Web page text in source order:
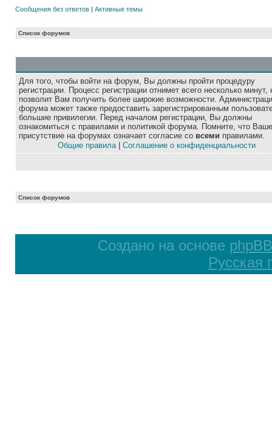
Сообщения без ответов | Активные темы
Список форумов
Для того, чтобы войти на форум, Вы должны пройти процедуру
регистрации. Процесс регистрации отнимет всего несколько минут,
позволит Вам получить более широкие возможности.
форума может также предоставить зарегистрированным
большие привилегии. Перед началом регистрации, Вы должны
ознакомиться с правилами и политикой форума. Помните, что Ваше
присутствие на форумах означает согласие со всеми правилами.
Общие правила| Соглашение о конфиденциальности
Список форумов
Создано на основе phpBB
Русская